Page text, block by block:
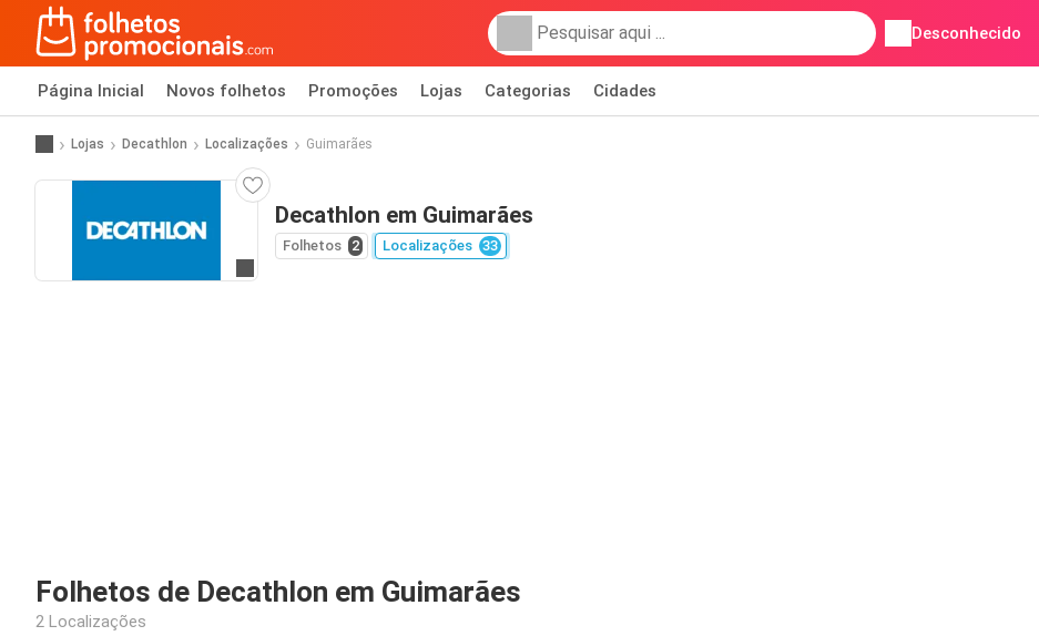
Desconhecido
Página Inicial Novos folhetos Promoções Lojas Categorias Cidades
Lojas Decathlon Localizações Guimarães
Decathlon em Guimarães
Folhetos 2 Localizações 33
Folhetos de Decathlon em Guimarães
2 Localizações